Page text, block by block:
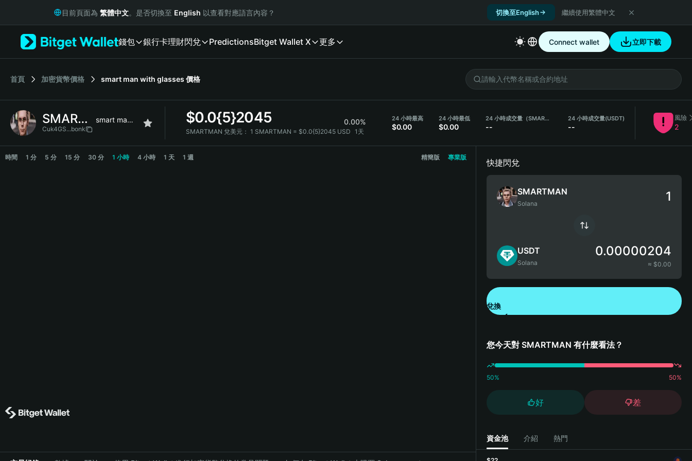
Русский
Italiano
简体中文
繁體中文
Bahasa Indonesia
目前頁面為 繁體中文。是否切換至 English 以查看對應語言內容？ 切換至English 繼續使用繁體中文
錢包 銀行卡理財閃兌 PredictionsBitget Wallet X 更多 Connect wallet 立即下載
首頁 加密貨幣價格 smart man with glasses 價格
SMARTMAN smart man with glasses
Cuk4GS...bonk
$0.0{5}2045 0.00%
SMARTMAN 兌美元： 1 SMARTMAN = $0.0{5}2045 USD 1天
24 小時最高
$0.00
24 小時最低
$0.00
24 小時成交量（SMARTMAN）
--
24 小時成交量(USDT)
--
風險
2
SMARTMAN Price Chart
時間 1 分 5 分 15 分 30 分 1 小時 4 小時 1 天 1 週 精簡版 專業版
快捷閃兌
SMARTMAN
Solana
USDT
Solana
0.00000204
≈ $0.00
兌換
您今天對 SMARTMAN 有什麼看法？
50% 50%
好 差
資金池 介紹 熱門